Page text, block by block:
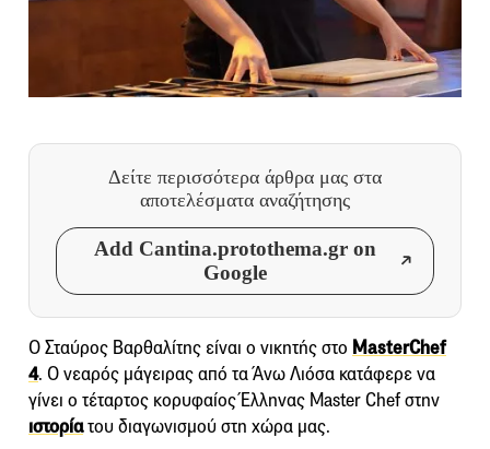
Δείτε περισσότερα άρθρα μας στα
αποτελέσματα αναζήτησης
Add Cantina.protothema.gr on
Google
Ο Σταύρος Βαρθαλίτης είναι ο νικητής στο MasterChef
4. O νεαρός μάγειρας από τα Άνω Λιόσα κατάφερε να
γίνει ο τέταρτος κορυφαίος Έλληνας Master Chef στην
ιστορίατου διαγωνισμού στη χώρα μας.